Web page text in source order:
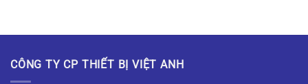
CÔNG TY CP THIẾT BỊ VIỆT ANH